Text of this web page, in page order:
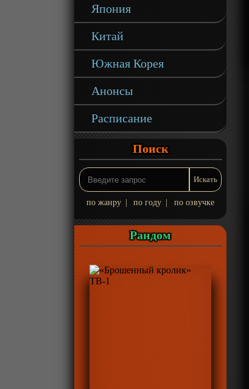
Япония
Китай
Южная Корея
Анонсы
Расписание
Поиск
по жанру по году по озвучке
Рандом